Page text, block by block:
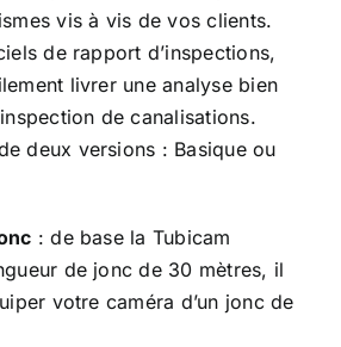
vis à vis de vos clients.
de rapport d’inspections,
livrer une analyse bien
de canalisations.
deux versions : Basique ou
: de base la Tubicam
de jonc de 30 mètres, il
votre caméra d’un jonc de